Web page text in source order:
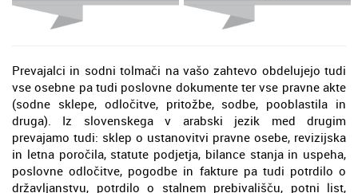
Prevajalci in sodni tolmači na vašo zahtevo obdelujejo tudi
vse osebne pa tudi poslovne dokumente ter vse pravne akte
(sodne sklepe, odločitve, pritožbe, sodbe, pooblastila in
druga). Iz slovenskega v arabski jezik med drugim
prevajamo tudi: sklep o ustanovitvi pravne osebe, revizijska
in letna poročila, statute podjetja, bilance stanja in uspeha,
poslovne odločitve, pogodbe in fakture pa tudi potrdilo o
državljanstvu, potrdilo o stalnem prebivališču, potni list,